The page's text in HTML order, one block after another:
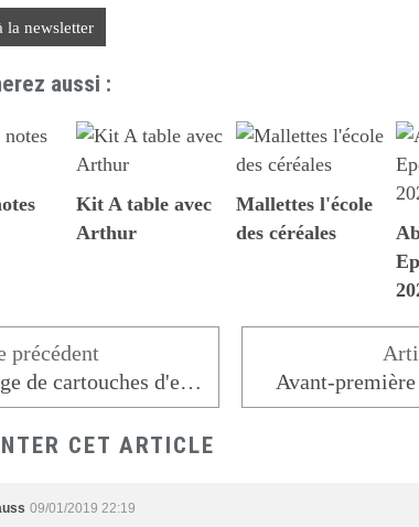
la newsletter
aussi :
Kit A table avec
Arthur
Mallettes l'école
des céréales
Recyclage de cartouches d'encre Avant-
CET ARTICLE
09/01/2019 22:19